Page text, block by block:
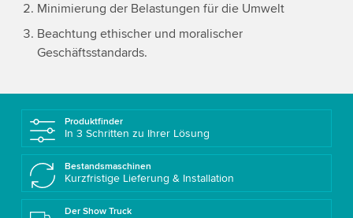
Minimierung der Belastungen für die Umwelt
Beachtung ethischer und moralischer
Geschäftsstandards.
Produktfinder
In 3 Schritten zu Ihrer Lösung
Bestandsmaschinen
Kurzfristige Lieferung & Installation
Der Show Truck